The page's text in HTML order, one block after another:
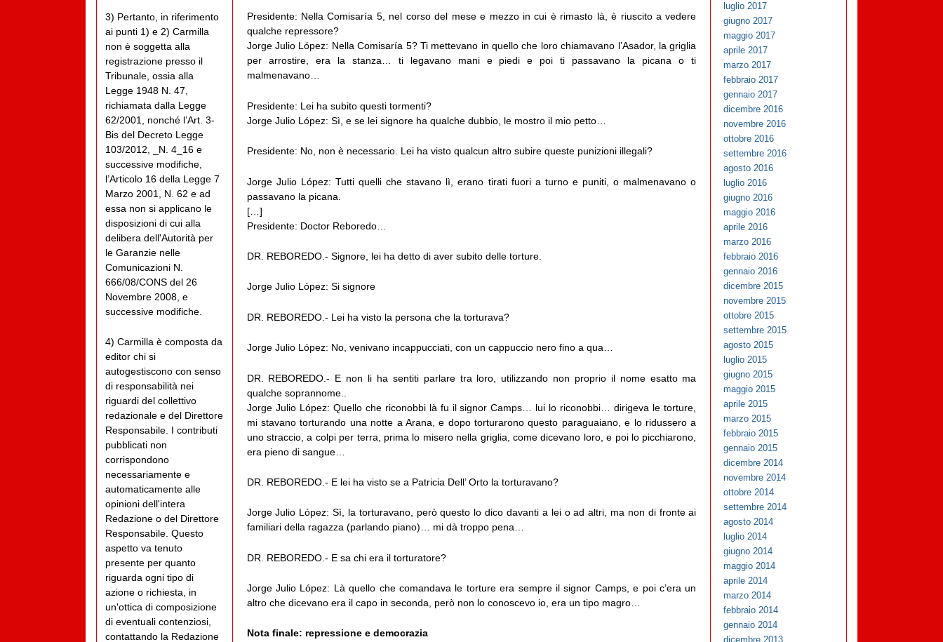
Presidente: Nella Comisaría 5, nel corso del mese e mezzo in cui è rimasto là, è riuscito a vedere
qualche repressore?
Jorge Julio López: Nella Comisaría 5? Ti mettevano in quello che loro chiamavano l’Asador, la griglia
per arrostire, era la stanza… ti legavano mani e piedi e poi ti passavano la picana o ti
malmenavano…
Presidente: Lei ha subito questi tormenti?
Jorge Julio López: Sì, e se lei signore ha qualche dubbio, le mostro il mio petto…
Presidente: No, non è necessario. Lei ha visto qualcun altro subire queste punizioni illegali?
Jorge Julio López: Tutti quelli che stavano lì, erano tirati fuori a turno e puniti, o malmenavano o
passavano la picana.
[…]
Presidente: Doctor Reboredo…
DR. REBOREDO.- Signore, lei ha detto di aver subito delle torture.
Jorge Julio López: Si signore
DR. REBOREDO.- Lei ha visto la persona che la torturava?
Jorge Julio López: No, venivano incappucciati, con un cappuccio nero fino a qua…
DR. REBOREDO.- E non li ha sentiti parlare tra loro, utilizzando non proprio il nome esatto ma
qualche soprannome..
Jorge Julio López: Quello che riconobbi là fu il signor Camps… lui lo riconobbi… dirigeva le torture,
mi stavano torturando una notte a Arana, e dopo torturarono questo paraguaiano, e lo ridussero a
uno straccio, a colpi per terra, prima lo misero nella griglia, come dicevano loro, e poi lo picchiarono,
era pieno di sangue…
DR. REBOREDO.- E lei ha visto se a Patricia Dell’ Orto la torturavano?
Jorge Julio López: Sì, la torturavano, però questo lo dico davanti a lei o ad altri, ma non di fronte ai
familiari della ragazza (parlando piano)… mi dà troppo pena…
DR. REBOREDO.- E sa chi era il torturatore?
Jorge Julio López: Là quello che comandava le torture era sempre il signor Camps, e poi c’era un
altro che dicevano era il capo in seconda, però non lo conoscevo io, era un tipo magro…
Nota finale: repressione e democrazia
3) Pertanto, in riferimento
ai punti 1) e 2) Carmilla
non è soggetta alla
registrazione presso il
Tribunale, ossia alla
Legge 1948 N. 47,
richiamata dalla Legge
62/2001, nonché l’Art. 3-
Bis del Decreto Legge
103/2012, _N. 4_16 e
successive modifiche,
l’Articolo 16 della Legge 7
Marzo 2001, N. 62 e ad
essa non si applicano le
disposizioni di cui alla
delibera dell'Autorità per
le Garanzie nelle
Comunicazioni N.
666/08/CONS del 26
Novembre 2008, e
successive modifiche.
4) Carmilla è composta da
editor chi si
autogestiscono con senso
di responsabilità nei
riguardi del collettivo
redazionale e del Direttore
Responsabile. I contributi
pubblicati non
corrispondono
necessariamente e
automaticamente alle
opinioni dell'intera
Redazione o del Direttore
Responsabile. Questo
aspetto va tenuto
presente per quanto
riguarda ogni tipo di
azione o richiesta, in
un'ottica di composizione
di eventuali contenziosi,
contattando la Redazione
luglio 2017
giugno 2017
maggio 2017
aprile 2017
marzo 2017
febbraio 2017
gennaio 2017
dicembre 2016
novembre 2016
ottobre 2016
settembre 2016
agosto 2016
luglio 2016
giugno 2016
maggio 2016
aprile 2016
marzo 2016
febbraio 2016
gennaio 2016
dicembre 2015
novembre 2015
ottobre 2015
settembre 2015
agosto 2015
luglio 2015
giugno 2015
maggio 2015
aprile 2015
marzo 2015
febbraio 2015
gennaio 2015
dicembre 2014
novembre 2014
ottobre 2014
settembre 2014
agosto 2014
luglio 2014
giugno 2014
maggio 2014
aprile 2014
marzo 2014
febbraio 2014
gennaio 2014
dicembre 2013